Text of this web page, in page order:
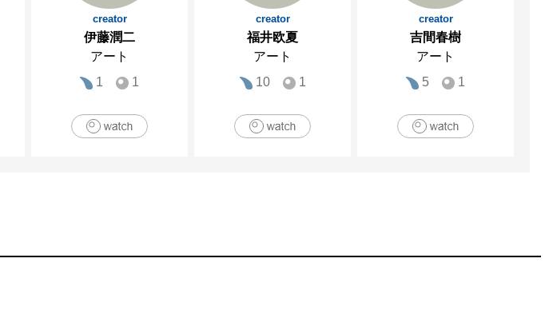
creator
伊藤潤二
アート
1
1
creator
福井欧夏
アート
10
1
creator
吉間春樹
アート
5
1